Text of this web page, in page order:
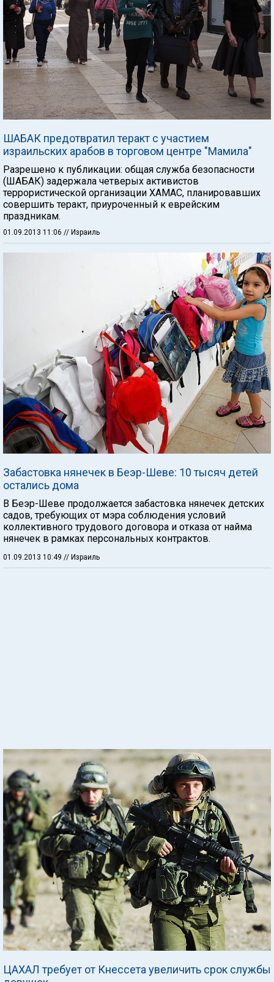
ШАБАК предотвратил теракт с участием
израильских арабов в торговом центре "Мамила"
Разрешено к публикации: общая служба безопасности
(ШАБАК) задержала четверых активистов
террористической организации ХАМАС, планировавших
совершить теракт, приуроченный к еврейским
праздникам.
01.09.2013 11:06 // Израиль
Забастовка нянечек в Беэр-Шеве: 10 тысяч детей
остались дома
В Беэр-Шеве продолжается забастовка нянечек детских
садов, требующих от мэра соблюдения условий
коллективного трудового договора и отказа от найма
нянечек в рамках персональных контрактов.
01.09.2013 10:49 // Израиль
ЦАХАЛ требует от Кнессета увеличить срок службы